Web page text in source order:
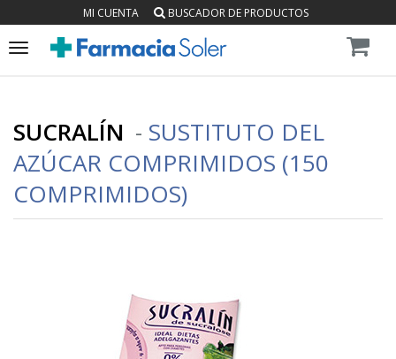
MI CUENTA BUSCADOR DE PRODUCTOS
Toggle
SUCRALÍN - SUSTITUTO DEL
AZÚCAR COMPRIMIDOS (150
COMPRIMIDOS)